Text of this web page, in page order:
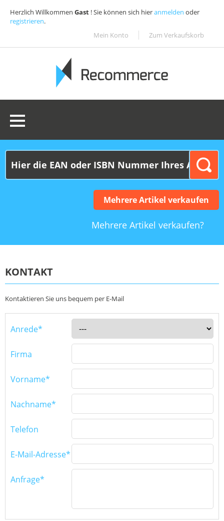
Herzlich Willkommen Gast ! Sie können sich hieranmelden oder
registrieren.
Mein Konto
Zum Verkaufskorb
Mehrere Artikel verkaufen
Mehrere Artikel verkaufen?
KONTAKT
Kontaktieren Sie uns bequem per E-Mail
Anrede*
Firma
Vorname*
Nachname*
Telefon
E-Mail-Adresse*
Anfrage*